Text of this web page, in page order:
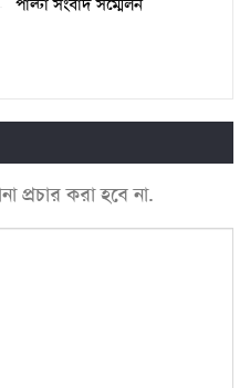
পাল্টা সংবাদ সম্মেলন
প্রচার করা হবে না.